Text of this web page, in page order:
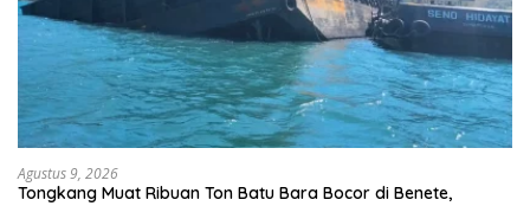
Agustus 9, 2026
Tongkang Muat Ribuan Ton Batu Bara Bocor di Benete,